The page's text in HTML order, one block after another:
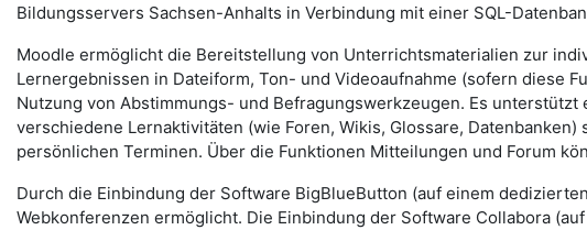
Bildungsservers Sachsen-Anhalts in Verbindung mit einer SQL-
Moodle ermöglicht die Bereitstellung von Unterrichtsmaterialien zur
Lernergebnissen in Dateiform, Ton- und Videoaufnahme (sofern diese
Nutzung von Abstimmungs- und Befragungswerkzeugen. Es
verschiedene Lernaktivitäten (wie Foren, Wikis, Glossare,
persönlichen Terminen. Über die Funktionen Mitteilungen und Forum
Durch die Einbindung der Software BigBlueButton (auf einem
Webkonferenzen ermöglicht. Die Einbindung der Software Collabora